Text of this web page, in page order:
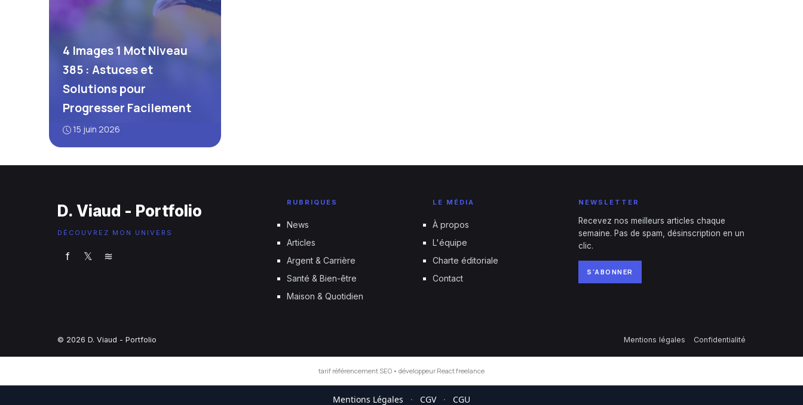
4 Images 1 Mot Niveau
385 : Astuces et
Solutions pour
Progresser Facilement
15 juin 2026
D. Viaud - Portfolio
DÉCOUVREZ MON UNIVERS
f 𝕏 ≋
RUBRIQUES
News
Articles
Argent & Carrière
Santé & Bien-être
Maison & Quotidien
LE MÉDIA
À propos
L'équipe
Charte éditoriale
Contact
NEWSLETTER
Recevez nos meilleurs articles chaque
semaine. Pas de spam, désinscription en un
clic.
S'ABONNER
© 2026 D. Viaud - Portfolio Mentions légales Confidentialité
tarif référencement SEO • développeur React freelance
Mentions Légales · CGV · CGU